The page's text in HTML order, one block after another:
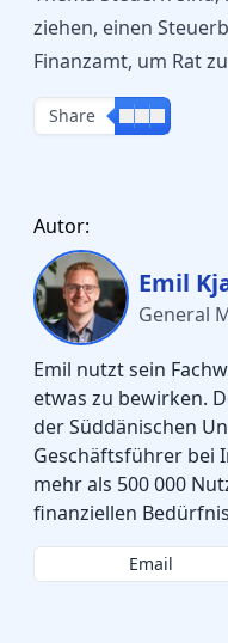
ziehen, einen
Finanzamt, um Rat
Share
Autor:
Emil
General
Emil nutzt sein
etwas zu bewirken.
der Süddänischen
Geschäftsführer bei
mehr als 500 000
finanziellen
Email